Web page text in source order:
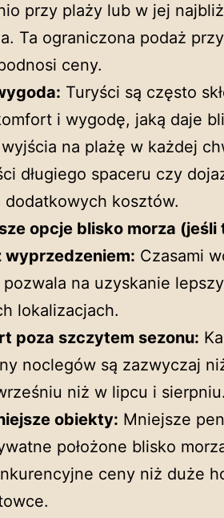
przy plaży lub w jej
Ta ograniczona podaż
ceny.
Turyści są często
i wygodę, jaką daje
na plażę w każdej
długiego spaceru czy
dodatkowych kosztów.
opcje blisko morza (jeśli
wyprzedzeniem: Czasami
na uzyskanie
lokalizacjach.
poza szczytem sezonu:
noclegów są zazwyczaj
niż w lipcu i sierpniu.
obiekty: Mniejsze
położone blisko
ceny niż duże